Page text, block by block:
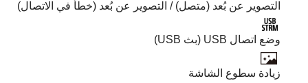
التصوير عن بُعد (متصل) / التصوير عن بُعد (خطأ في الاتصال)
وضع اتصال USB (بث USB)
زيادة سطوع الشاشة